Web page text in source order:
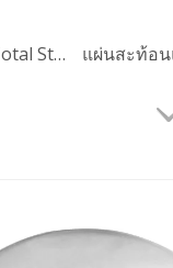
แผ่นสะท้อน Total Station (25.4 มม.,5',รัง)